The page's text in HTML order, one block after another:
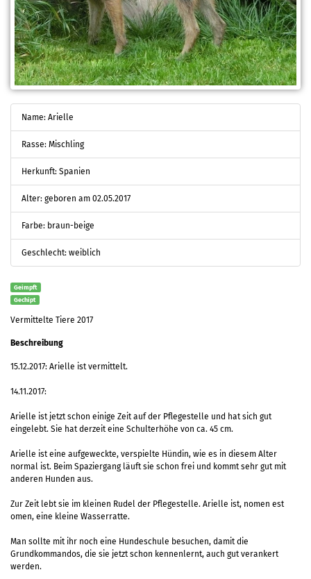
Name: Arielle
Rasse: Mischling
Herkunft: Spanien
Alter: geboren am 02.05.2017
Farbe: braun-beige
Geschlecht: weiblich
Geimpft
Gechipt
Vermittelte Tiere 2017
Beschreibung
15.12.2017: Arielle ist vermittelt.
14.11.2017:
Arielle ist jetzt schon einige Zeit auf der Pflegestelle und hat sich gut
eingelebt. Sie hat derzeit eine Schulterhöhe von ca. 45 cm.
Arielle ist eine aufgeweckte, verspielte Hündin, wie es in diesem Alter
normal ist. Beim Spaziergang läuft sie schon frei und kommt sehr gut mit
anderen Hunden aus.
Zur Zeit lebt sie im kleinen Rudel der Pflegestelle. Arielle ist, nomen est
omen, eine kleine Wasserratte.
Man sollte mit ihr noch eine Hundeschule besuchen, damit die
Grundkommandos, die sie jetzt schon kennenlernt, auch gut verankert
werden.